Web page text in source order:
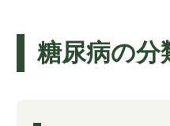
糖尿病の分